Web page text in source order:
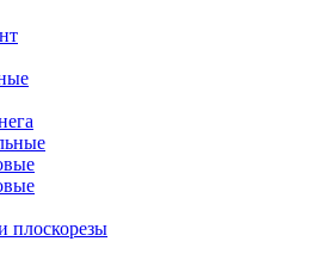
плоскорезы